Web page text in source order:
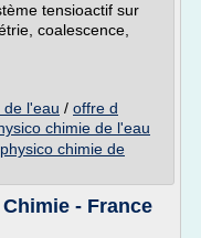
tensioactif sur
coalescence,
de l'eau / offre d
chimie de l'eau
physico chimie de
- France